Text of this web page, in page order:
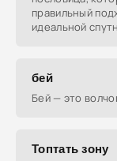
правильный
идеальной
бей
Бей — это
Топтать зону